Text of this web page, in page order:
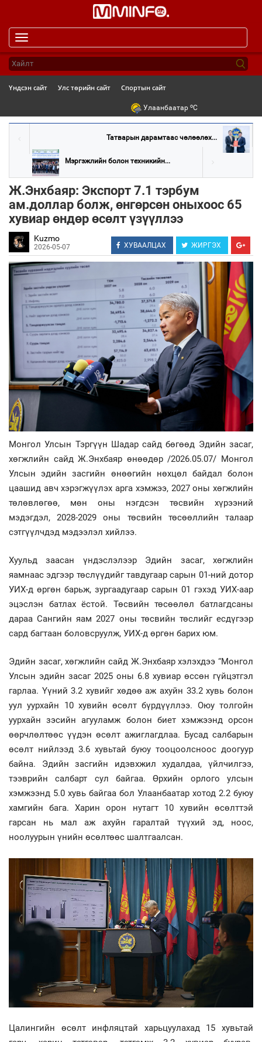
navigation
Үндсэн сайт Улс төрийн сайт Спортын сайт
Улаанбаатар oC
Татварын дарамтаас чөлөөлөх...
Мэргэжлийн болон техникийн...
Ж.Энхбаяр: Экспорт 7.1 тэрбум
ам.доллар болж, өнгөрсөн оныхоос 65
хувиар өндөр өсөлт үзүүллээ
Kuzmo
2026-05-07 ХУВААЛЦАХ ЖИРГЭХ
Монгол Улсын Тэргүүн Шадар сайд бөгөөд Эдийн засаг,
хөгжлийн сайд Ж.Энхбаяр өнөөдөр /2026.05.07/ Монгол
Улсын эдийн засгийн өнөөгийн нөхцөл байдал болон
цаашид авч хэрэгжүүлэх арга хэмжээ, 2027 оны хөгжлийн
төлөвлөгөө, мөн оны нэгдсэн төсвийн хүрээний
мэдэгдэл, 2028-2029 оны төсвийн төсөөллийн талаар
сэтгүүлчдэд мэдээлэл хийлээ.
Хуульд заасан үндэслэлээр Эдийн засаг, хөгжлийн
яамнаас эдгээр төслүүдийг тавдугаар сарын 01-ний дотор
УИХ-д өргөн барьж, зургаадугаар сарын 01 гэхэд УИХ-аар
эцэслэн батлах ёстой. Төсвийн төсөөлөл батлагдсаны
дараа Сангийн яам 2027 оны төсвийн төслийг есдүгээр
сард багтаан боловсруулж, УИХ-д өргөн барих юм.
Эдийн засаг, хөгжлийн сайд Ж.Энхбаяр хэлэхдээ “Монгол
Улсын эдийн засаг 2025 оны 6.8 хувиар өссөн гүйцэтгэл
гарлаа. Үүний 3.2 хувийг хөдөө аж ахуйн 33.2 хувь болон
уул уурхайн 10 хувийн өсөлт бүрдүүллээ. Оюу толгойн
уурхайн зэсийн агууламж болон биет хэмжээнд орсон
өөрчлөлтөөс үүдэн өсөлт ажиглагдлаа. Бусад салбарын
өсөлт нийлээд 3.6 хувьтай буюу тооцоолсноос доогуур
байна. Эдийн засгийн идэвхжил худалдаа, үйлчилгээ,
тээврийн салбарт сул байгаа. Өрхийн орлого улсын
хэмжээнд 5.0 хувь байгаа бол Улаанбаатар хотод 2.2 буюу
хамгийн бага. Харин орон нутагт 10 хувийн өсөлттэй
гарсан нь мал аж ахуйн гаралтай түүхий эд, ноос,
ноолуурын үнийн өсөлтөөс шалтгаалсан.
Цалингийн өсөлт инфляцтай харьцуулахад 15 хувьтай